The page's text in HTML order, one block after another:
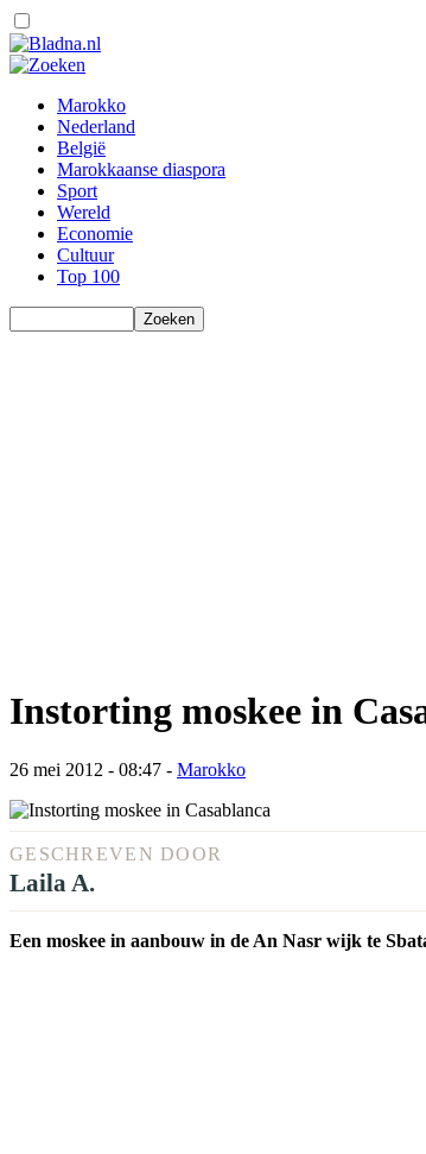
Marokko
Nederland
België
Marokkaanse diaspora
Sport
Wereld
Economie
Cultuur
Top 100
Instorting moskee in
26 mei 2012 - 08:47 - Marokko
GESCHREVEN DOOR
Laila A.
Een moskee in aanbouw in de An Nasr wijk te